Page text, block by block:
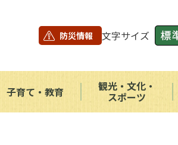
防災情報 文字サイズ
子育て・教育 観光・文化・
スポーツ